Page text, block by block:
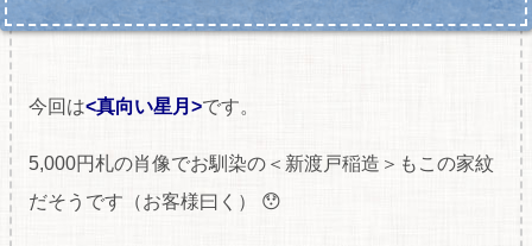
今回は<真向い星月>です。
5,000円札の肖像でお馴染の＜新渡戸稲造＞もこの家紋
だそうです（お客様曰く） 😯